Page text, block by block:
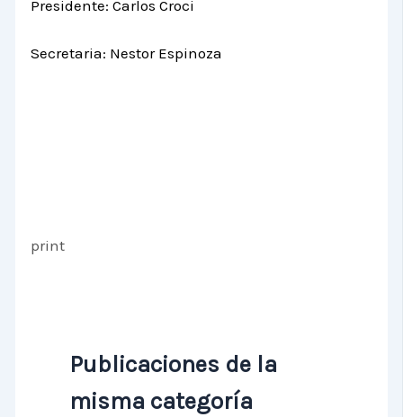
Presidente: Carlos Croci
Secretaria: Nestor Espinoza
print
Publicaciones de la
misma categoría